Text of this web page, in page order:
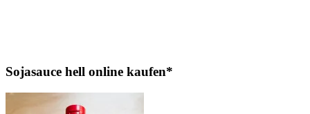
Sojasauce hell online kaufen*